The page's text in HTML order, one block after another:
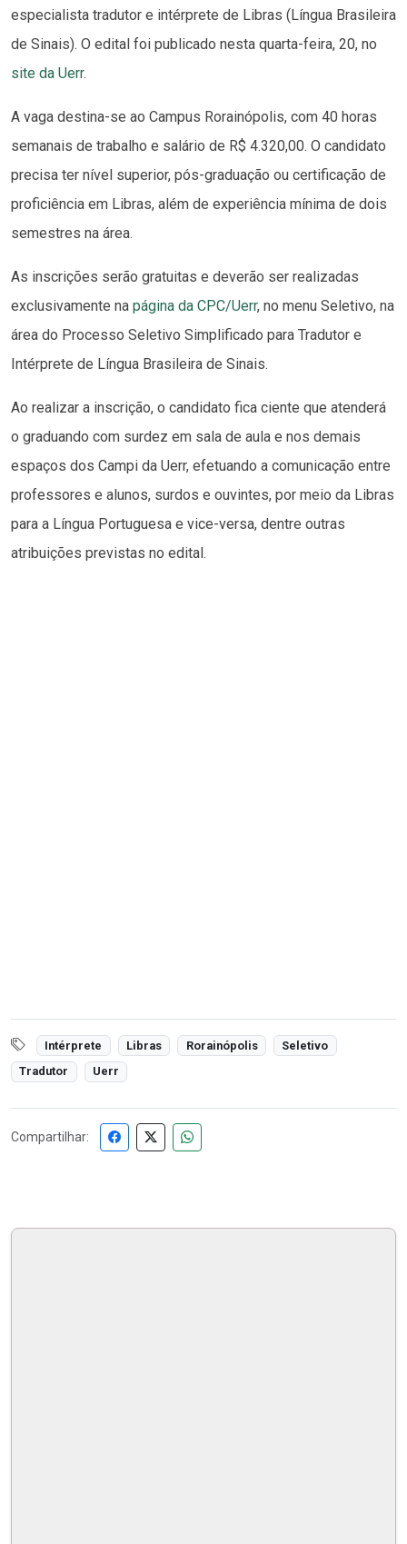
especialista tradutor e intérprete de Libras (Língua Brasileira
de Sinais). O edital foi publicado nesta quarta-feira, 20, no
site da Uerr.
A vaga destina-se ao Campus Rorainópolis, com 40 horas
semanais de trabalho e salário de R$ 4.320,00. O candidato
precisa ter nível superior, pós-graduação ou certificação de
proficiência em Libras, além de experiência mínima de dois
semestres na área.
As inscrições serão gratuitas e deverão ser realizadas
exclusivamente na página da CPC/Uerr, no menu Seletivo, na
área do Processo Seletivo Simplificado para Tradutor e
Intérprete de Língua Brasileira de Sinais.
Ao realizar a inscrição, o candidato fica ciente que atenderá
o graduando com surdez em sala de aula e nos demais
espaços dos Campi da Uerr, efetuando a comunicação entre
professores e alunos, surdos e ouvintes, por meio da Libras
para a Língua Portuguesa e vice-versa, dentre outras
atribuições previstas no edital.
Intérprete Libras Rorainópolis
Seletivo
Tradutor
Uerr
Compartilhar: